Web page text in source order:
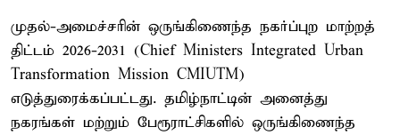
முதல்-அமைச்சரின் ஒருங்கிணைந்த நகர்ப்புற மாற்றத்
திட்டம் 2026-2031 (Chief Ministers Integrated Urban
Transformation Mission CMIUTM)
எடுத்துரைக்கப்பட்டது. தமிழ்நாட்டின் அனைத்து
நகரங்கள் மற்றும் பேரூராட்சிகளில் ஒருங்கிணைந்த